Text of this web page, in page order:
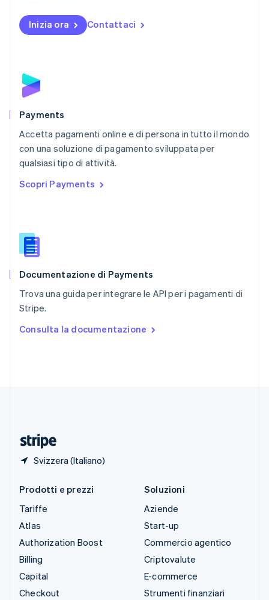
Inizia ora Contattaci
Payments
Accetta pagamenti online e di persona in tutto il mondo
con una soluzione di pagamento sviluppata per
qualsiasi tipo di attività.
Scopri Payments
Documentazione di Payments
Trova una guida per integrare le API per i pagamenti di
Stripe.
Consulta la documentazione
Svizzera (Italiano)
English
Nuova Zelanda
Polonia
English
Português
English简体中文
Regno Unito
English
English
English
Slovacchia
Slovenia
Spagna
Español
English Español简体中文
Prodotti e prezzi
Tariffe
Atlas
Authorization Boost
Billing
Capital
Checkout
Soluzioni
Aziende
Start-up
Commercio agentico
Criptovalute
E-commerce
Strumenti finanziari